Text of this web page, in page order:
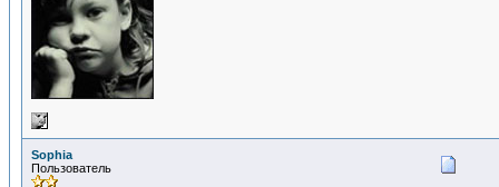
Sophia
Пользователь